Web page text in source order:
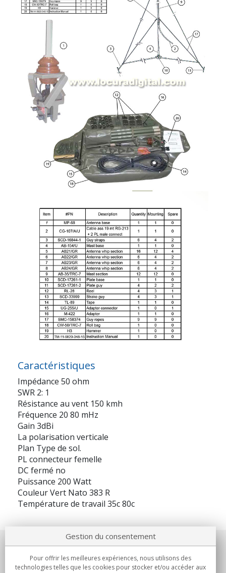
Caractéristiques
Impédance 50 ohm
SWR 2: 1
Résistance au vent 150 kmh
Fréquence 20 80 mHz
Gain 3dBi
La polarisation verticale
Plan Type de sol.
PL connecteur femelle
DC fermé no
Puissance 200 Watt
Couleur Vert Nato 383 R
Température de travail 35c 80c
Notre société
Gestion du consentement
Pour offrir les meilleures expériences, nous utilisons des
technologies telles que les cookies pour stocker et/ou accéder aux